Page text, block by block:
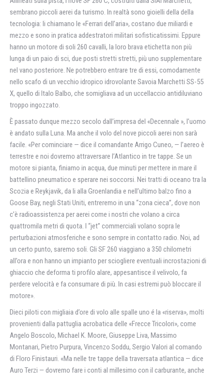
sembrano piccoli aerei da turismo. In realtà sono gioielli della della
tecnologia: li chiamano le «Ferrari dell’aria», costano due miliardi e
mezzo e sono in pratica addestratori militari sofisticatissimi. Eppure
hanno un motore di soli 260 cavalli, la loro brava etichetta non più
lunga di un paio di sci, due posti stretti stretti, più uno supplementare
nel vano posteriore. Ne potrebbero entrare tre di essi, comodamente
nello scafo di un vecchio idropico idrovolante Savoia Marchetti SS-55
X, quello di Italo Balbo, che somigliava ad un uccellaccio antidiluviano
troppo ingozzato.
È passato dunque mezzo secolo dall’impresa del «Decennale », l’uomo
è andato sulla Luna. Ma anche il volo del nove piccoli aerei non sarà
facile. «Per cominciare — dice il comandante Arrigo Cuneo, — l’aereo è
terrestre e noi dovremo attraversare l’Atlantico in tre tappe. Se un
motore si pianta, finiamo in acqua, due minuti per mettere in mare il
battellino pneumatico e sperare nei soccorsi. Nei tratti di oceano tra la
Scozia e Reykjavik, da li alla Groenlandia e nell’ultimo balzo fino a
Goose Bay, negli Stati Uniti, entreremo in una “zona cieca”, dove non
c’è radioassistenza per aerei come i nostri che volano a circa
quattromila metri di quota. I “jet” commerciali volano sopra le
perturbazioni atmosferiche e sono sempre in contatto radio. Noi, ad
un certo punto, saremo soli. Gli SF 260 viaggiano a 350 chilometri
all’ora e non hanno un impianto per sciogliere eventuali incrostazioni di
ghiaccio che deforma ti profilo alare, appesantisce il velivolo, fa
perdere velocità e fa consumare di più. In casi estremi può bloccare il
motore».
Dieci piloti con migliaia d’ore di volo alle spalle uno é la «riserva», molti
provenienti dalla pattuglia acrobatica delle «Frecce Tricolori», come
Angelo Boscolo, Michael K. Moore, Giuseppe Liva, Massimo
Montanari, Pietro Purpura, Vincenzo Soddu, Sergio Valori al comando
di Floro Finistauri. «Ma nelle tre tappe della traversata atlantica — dice
Auro Terzi — dovremo fare i conti al millesimo con il carburante, anche